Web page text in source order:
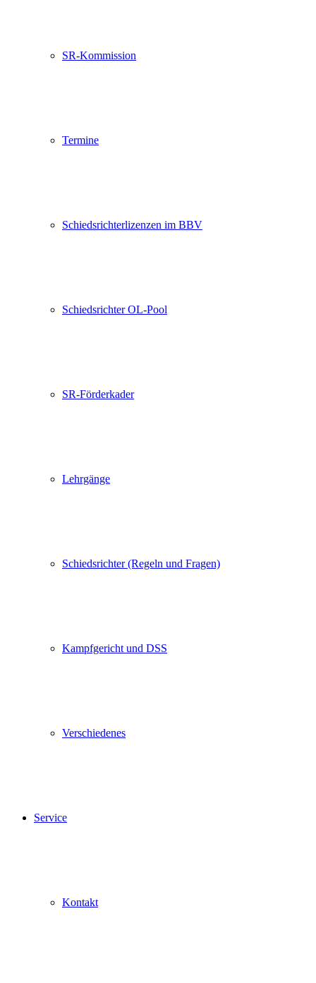
SR-Kommission
Termine
Schiedsrichterlizenzen im BBV
Schiedsrichter OL-Pool
SR-Förderkader
Lehrgänge
Schiedsrichter (Regeln und Fragen)
Kampfgericht und DSS
Verschiedenes
Service
Kontakt